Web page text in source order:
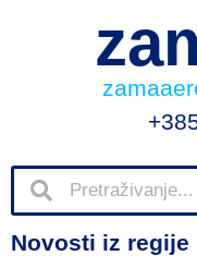
Novosti iz regije